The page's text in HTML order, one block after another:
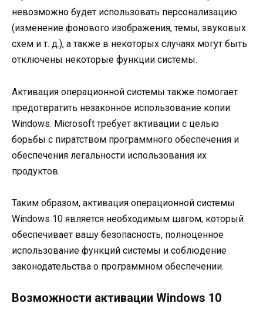
невозможно будет использовать персонализацию
(изменение фонового изображения, темы, звуковых
схем и т. д.), а также в некоторых случаях могут быть
отключены некоторые функции системы.
Активация операционной системы также помогает
предотвратить незаконное использование копии
Windows. Microsoft требует активации с целью
борьбы с пиратством программного обеспечения и
обеспечения легальности использования их
продуктов.
Таким образом, активация операционной системы
Windows 10 является необходимым шагом, который
обеспечивает вашу безопасность, полноценное
использование функций системы и соблюдение
законодательства о программном обеспечении.
Возможности активации Windows 10